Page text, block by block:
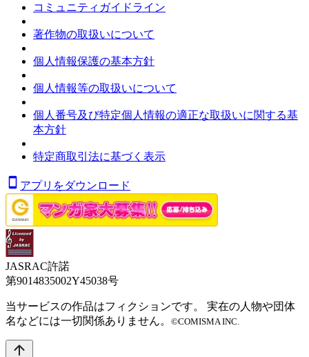
コミュニティガイドライン
著作物の取扱いについて
個人情報保護の基本方針
個人情報等の取扱いについて
個人番号及び特定個人情報の適正な取扱いに関する基
本方針
特定商取引法に基づく表示
アプリをダウンロード
JASRAC許諾
第9014835002Y45038号
当サービスの作品はフィクションです。 実在の人物や団体
名などには一切関係ありません。 ©COMISMA INC.